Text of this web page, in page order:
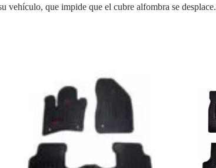
vehículo, que impide que el cubre alfombra se desplace.